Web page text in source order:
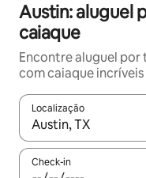
Austin: aluguel
caiaque
Encontre aluguel
com caiaque
Localização
Quando os
Check-in